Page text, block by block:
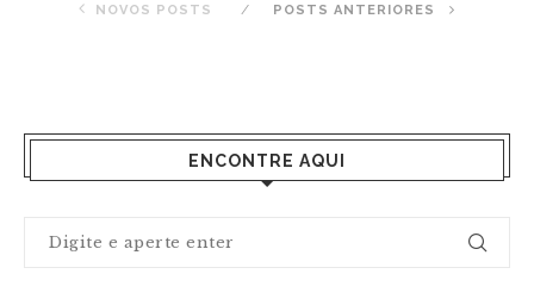
NOVOS POSTS POSTS ANTERIORES
ENCONTRE AQUI